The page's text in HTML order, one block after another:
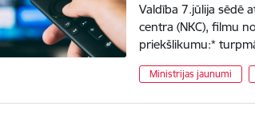
Valdība 7.jūlija sēdē
centra (NKC), filmu
priekšlikumu:*
Ministrijas jaunumi